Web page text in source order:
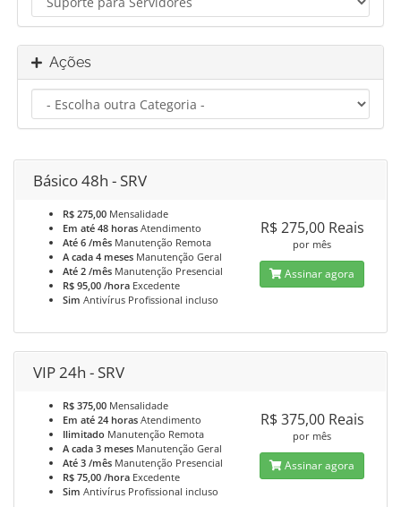
Ações
Básico 48h - SRV
R$ 275,00 Mensalidade
Em até 48 horas Atendimento
Até 6 /mês Manutenção Remota
A cada 4 meses Manutenção Geral
Até 2 /mês Manutenção Presencial
R$ 95,00 /hora Excedente
Sim Antivírus Profissional incluso
R$ 275,00 Reais
por mês
Assinar agora
VIP 24h - SRV
R$ 375,00 Mensalidade
Em até 24 horas Atendimento
Ilimitado Manutenção Remota
A cada 3 meses Manutenção Geral
Até 3 /mês Manutenção Presencial
R$ 75,00 /hora Excedente
Sim Antivírus Profissional incluso
R$ 375,00 Reais
por mês
Assinar agora